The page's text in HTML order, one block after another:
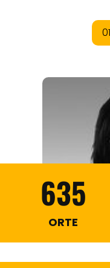
635
ORTE